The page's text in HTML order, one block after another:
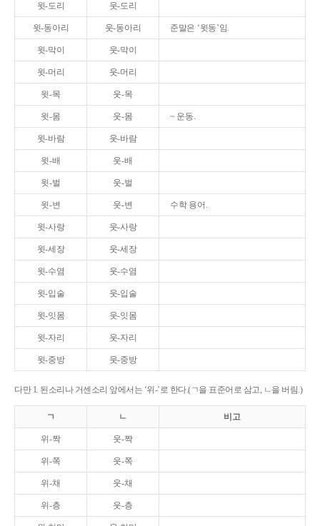
윗-도리 웃-도리
윗-동아리 웃-동아리 준말은 ‘윗동’임.
윗-막이 웃-막이
윗-머리 웃-머리
윗-목 웃-목
윗-몸 웃-몸 ~ 운동.
윗-바람 웃-바람
윗-배 웃-배
윗-벌 웃-벌
윗-변 웃-변 수학 용어.
윗-사랑 웃-사랑
윗-세장 웃-세장
윗-수염 웃-수염
윗-입술 웃-입술
윗-잇몸 웃-잇몸
윗-자리 웃-자리
윗-중방 웃-중방
다만 1. 된소리나 거센소리 앞에서는 ‘위-’로 한다.(ㄱ을 표준어로 삼고, ㄴ을 버림.)
ㄱ ㄴ 비고
위-짝 웃-짝
위-쪽 웃-쪽
위-채 웃-채
위-층 웃-층